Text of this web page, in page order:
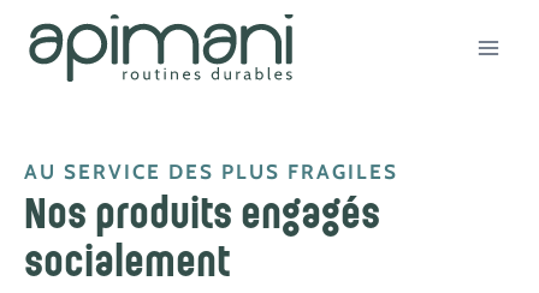
contenu
AU SERVICE DES PLUS FRAGILES
Nos produits engagés
socialement